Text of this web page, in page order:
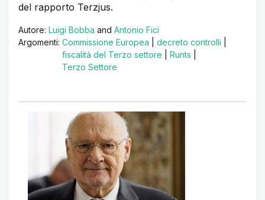
del rapporto Terzjus.
Autore: Luigi Bobba and Antonio Fici
Argomenti: Commissione Europea decreto controlli
fiscalità del Terzo settore
Runts
Terzo Settore